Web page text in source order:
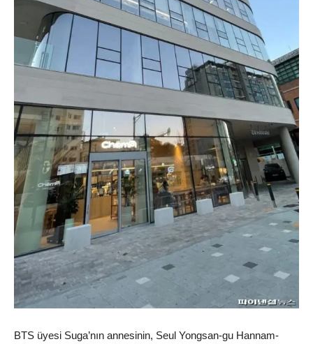
BTS üyesi Suga’nın annesinin, Seul Yongsan-gu Hannam-